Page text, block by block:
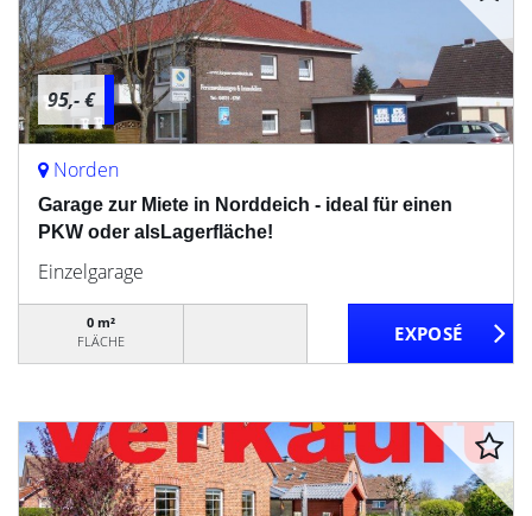
95,- €
Norden
Garage zur Miete in Norddeich - ideal für einen
PKW oder alsLagerfläche!
Einzelgarage
0 m²
FLÄCHE